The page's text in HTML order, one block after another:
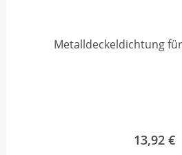
Metalldeckeldichtung
13,92 €